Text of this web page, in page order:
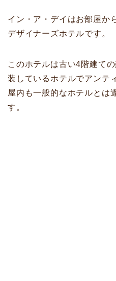
イン・ア・デイはお部屋か
デザイナーズホテルです。
このホテルは古い4階建て
装しているホテルでアンテ
屋内も一般的なホテルとは
す。